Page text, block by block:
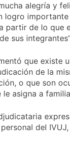
alegría y
logro
partir de lo que
sus
que existe
de la
o que son
asigna a
del